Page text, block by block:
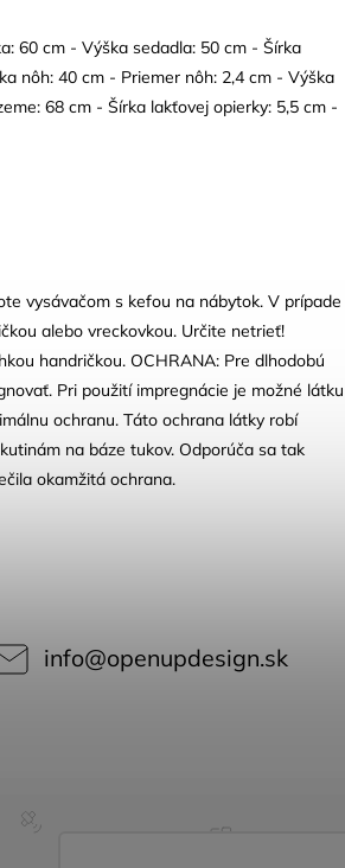
60 cm - Výška sedadla: 50 cm - Šírka
nôh: 40 cm - Priemer nôh: 2,4 cm - Výška
68 cm - Šírka lakťovej opierky: 5,5 cm -
vysávačom s kefou na nábytok. V prípade
alebo vreckovkou. Určite netrieť!
handričkou. OCHRANA: Pre dlhodobú
Pri použití impregnácie je možné látku
ochranu. Táto ochrana látky robí
na báze tukov. Odporúča sa tak
okamžitá ochrana.
info@openupdesign.sk